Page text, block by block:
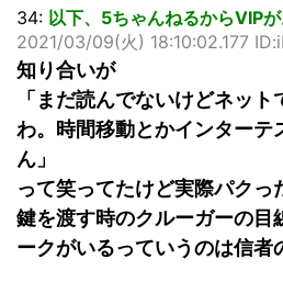
34: 以下、5ちゃんねるからVIP
2021/03/09(火) 18:10:02.177
知り合いが
「まだ読んでないけどネッ
わ。時間移動とかインターテ
ん」
って笑ってたけど実際パクっ
鍵を渡す時のクルーガーの目
ークがいるっていうのは信者